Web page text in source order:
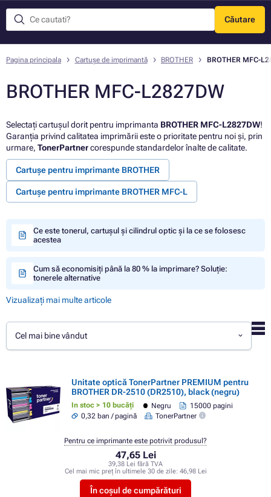
Căutare
Meniu
Pagina principala Cartușe de imprimantă BROTHER BROTHER MFC-
BROTHER MFC-L2827DW
Selectați cartușul dorit pentru imprimanta BROTHER MFC-L2827DW!
Garanția privind calitatea imprimării este o prioritate pentru noi și, prin
urmare, TonerPartnercorespunde standardelor înalte de calitate.
Cartușe pentru imprimante BROTHER
Cartușe pentru imprimante BROTHER MFC-L
Ce este tonerul, cartușul și cilindrul optic și la ce se folosesc
acestea
Cum să economisiți până la 80 % la imprimare? Soluție:
tonerele alternative
Vizualizați mai multe articole
Cel mai bine vândut
Unitate optică TonerPartner PREMIUM pentru
BROTHER DR-2510 (DR2510), black (negru)
In stoc > 10 bucăți Negru
15000 pagini
0,32 ban / pagină
TonerPartner
47,65 Lei
39,38 Lei fără TVA
Cel mai mic preț în ultimele 30 de zile: 46,98 Lei
În coșul de cumpărături
Pentru ce imprimante este potrivit produsul?